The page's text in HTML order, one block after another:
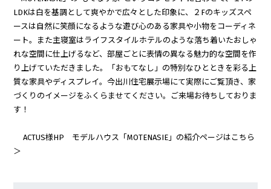
LDKは白を基調として爽やかで広々とした印象に、２Fのキッズスペ
ースは自然に笑顔になるような遊び心のある家具や小物をコーディネ
ート。また主寝室はライフスタイルホテルのような落ち着いたおしゃ
れな空間に仕上げるなど、部屋ごとに表情の異なる魅力的な空間を作
り上げていただきました。「おもてなし」の特別なひとときを彩る上
質な家具やディスプレイ。今出川住宅展示場にて実際にご覧頂き、家
づくりのイメージをふくらませてください。ご来場お待ちしておりま
す！
ACTUS様HP モデルハウス「MOTENASIE」の紹介ページはこちら
＞